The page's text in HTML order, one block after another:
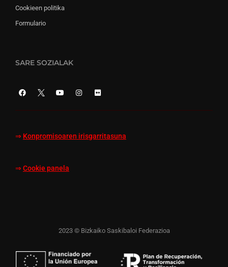
Cookieen politika
Formulario
SARE SOZIALAK
⇒ Konpromisoaren irisgarritasuna
⇒ Cookie panela
2023 © Bizkaiko Saskibaloi Federazioa